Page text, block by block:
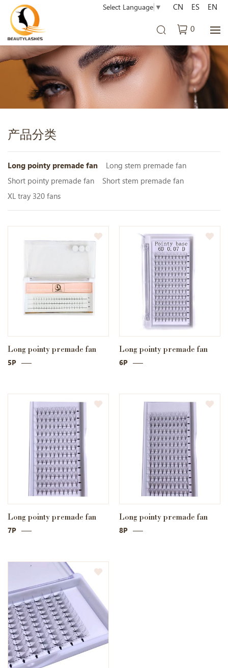
Select Language ▼
0
CN ES EN
产品分类
Long pointy premade fan
Long stem premade fan
Short pointy premade fan
Short stem premade fan
XL tray 320 fans
Long pointy premade fan
5P
Long pointy premade fan
6P
Long pointy premade fan
7P
Long pointy premade fan
8P